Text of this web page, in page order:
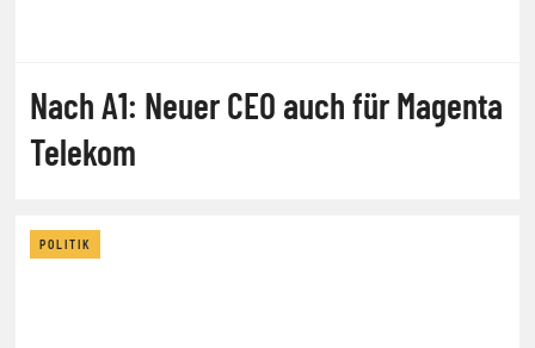
Nach A1: Neuer CEO auch für Magenta
Telekom
POLITIK